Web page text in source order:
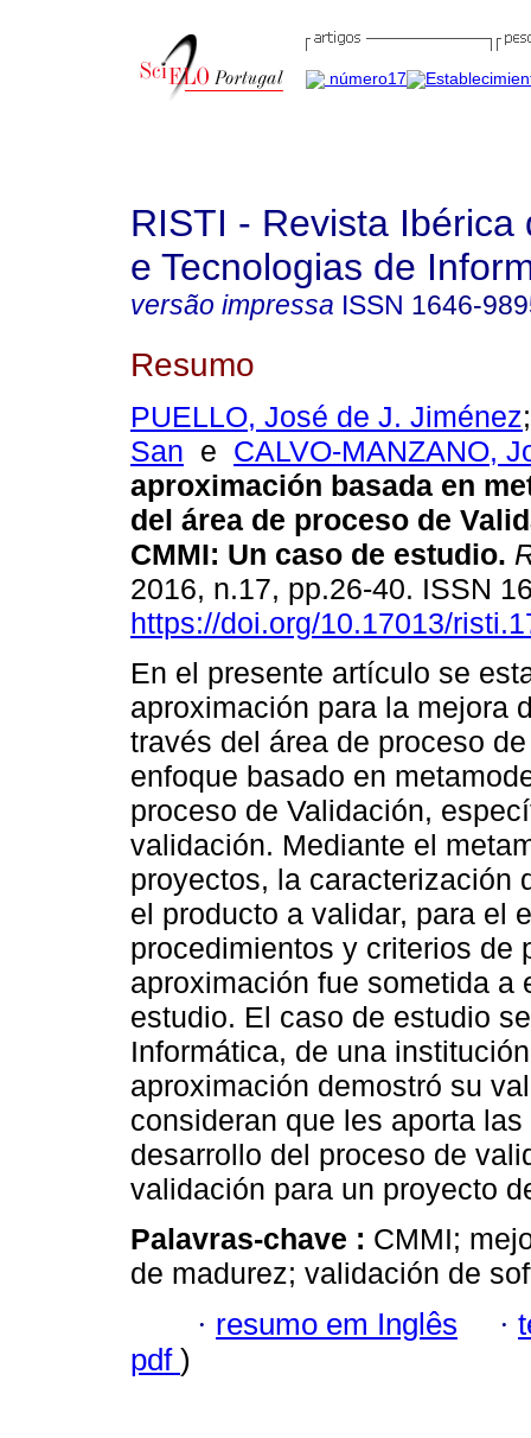
RISTI - Revista Ibérica
e Tecnologias de
versão impressa ISSN 1646-
Resumo
PUELLO, José de J. Jiménez
San e CALVO-MANZANO,
aproximación basada en
del área de proceso de
CMMI: Un caso de estudio.
2016, n.17, pp.26-40. ISSN
https://doi.org/10.17013/
En el presente artículo se
aproximación para la mejora
través del área de proceso
enfoque basado en
proceso de Validación,
validación. Mediante el
proyectos, la caracterización
el producto a validar, para el
procedimientos y criterios de
aproximación fue sometida a
estudio. El caso de estudio
Informática, de una
aproximación demostró su
consideran que les aporta
desarrollo del proceso de
validación para un proyecto
Palavras-chave : CMMI;
de madurez; validación de
· resumo em Inglês ·
pdf )